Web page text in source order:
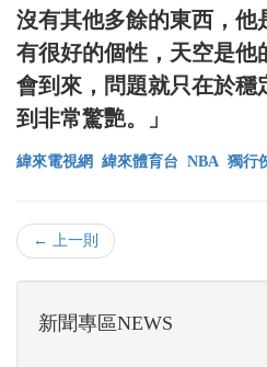
沒有其他多餘的東西，他
有很好的個性，天空是他
會到來，問題就只在於穩
到非常驚艷。」
緯來電視網 緯來體育台 NBA 獨行
← 上一則
新聞專區NEWS